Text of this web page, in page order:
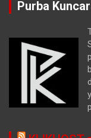
Purba